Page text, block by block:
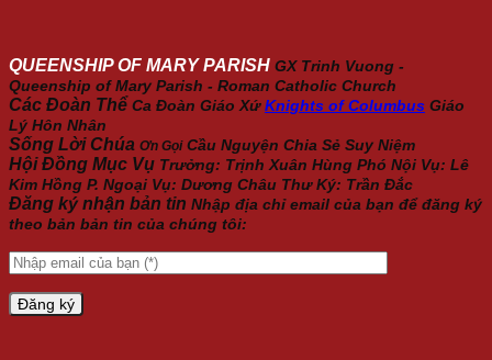
QUEENSHIP OF MARY PARISH GX Trinh Vuong -
Queenship of Mary Parish - Roman Catholic Church
Các Đoàn Thể Ca Đoàn Giáo Xứ Knights of Columbus Giáo
Lý Hôn Nhân
Sống Lời Chúa Ơn Gọi Cầu Nguyện Chia Sẻ Suy Niệm
Hội Đồng Mục Vụ Trưởng: Trịnh Xuân Hùng Phó Nội Vụ: Lê
Kim Hồng P. Ngoại Vụ: Dương Châu Thư Ký: Trần Đắc
Đăng ký nhận bản tin Nhập địa chỉ email của bạn để đăng ký
theo bản bản tin của chúng tôi: